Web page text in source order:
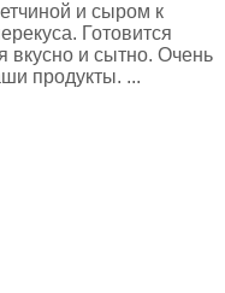
и сыром к
Готовится
вкусно и сытно. Очень
продукты. ...